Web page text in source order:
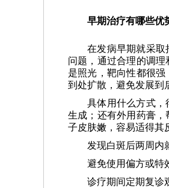
早期治疗有哪些优
在发病早期就采取
问题，通过合理的调
是照光，靶向性都很
到处扩散，避免发展到
具体用什么方式，
生成；还有外用药膏
子皮肤嫩，容易适得其
发现白斑后两周内
避免使用偏方或特
诊疗期间定期复诊